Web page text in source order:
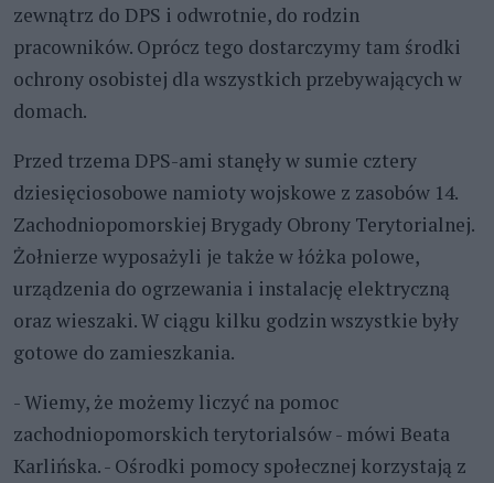
zewnątrz do DPS i odwrotnie, do rodzin
pracowników. Oprócz tego dostarczymy tam środki
ochrony osobistej dla wszystkich przebywających w
domach.
Przed trzema DPS-ami stanęły w sumie cztery
dziesięciosobowe namioty wojskowe z zasobów 14.
Zachodniopomorskiej Brygady Obrony Terytorialnej.
Żołnierze wyposażyli je także w łóżka polowe,
urządzenia do ogrzewania i instalację elektryczną
oraz wieszaki. W ciągu kilku godzin wszystkie były
gotowe do zamieszkania.
- Wiemy, że możemy liczyć na pomoc
zachodniopomorskich terytorialsów - mówi Beata
Karlińska. - Ośrodki pomocy społecznej korzystają z